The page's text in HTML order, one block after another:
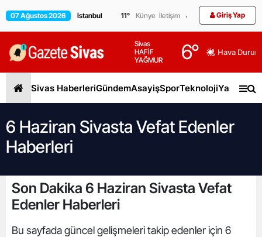
07 Ağustos 2026 11° Künye İletişim Giriş Yap
Sivas
HAFİF
YAĞMUR
6° Hava
Sivas HaberleriGündemAsayişSporTeknolojiYaşam
6 Haziran Sivasta Vefat Edenler
Haberleri
Son Dakika 6 Haziran Sivasta Vefat
Edenler Haberleri
Bu sayfada güncel gelişmeleri takip edenler için 6